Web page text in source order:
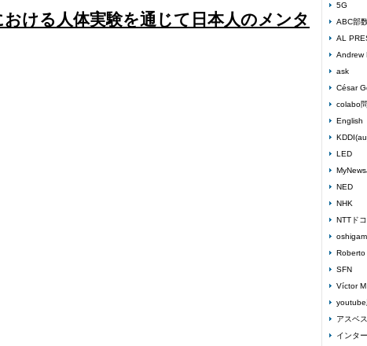
おける人体実験を通じて日本人のメンタ
5G
ABC部
AL
Andrew
ask
César
colabo
English
LED
NED
NHK
NTTド
SFN
Víctor
youtube
アスベ
インタ